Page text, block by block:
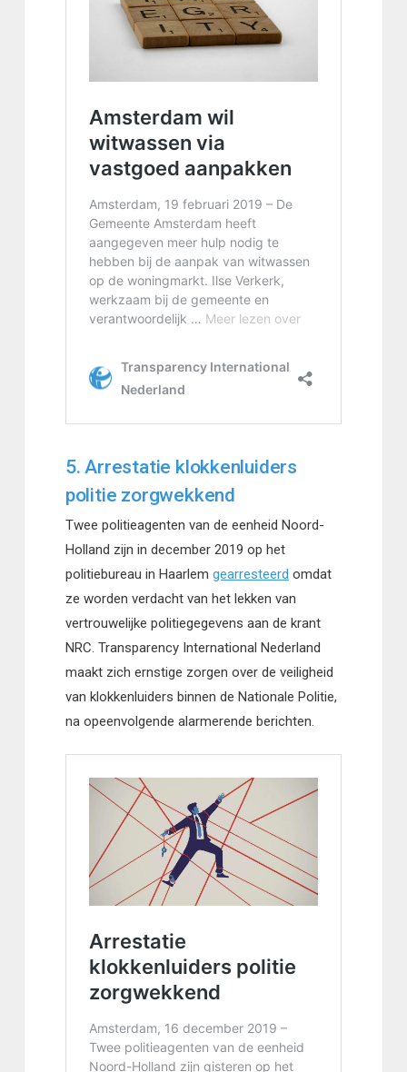
5. Arrestatie klokkenluiders
politie zorgwekkend
Twee politieagenten van de eenheid Noord-
Holland zijn in december 2019 op het
politiebureau in Haarlem gearresteerd omdat
ze worden verdacht van het lekken van
vertrouwelijke politiegegevens aan de krant
NRC. Transparency International Nederland
maakt zich ernstige zorgen over de veiligheid
van klokkenluiders binnen de Nationale Politie,
na opeenvolgende alarmerende berichten.